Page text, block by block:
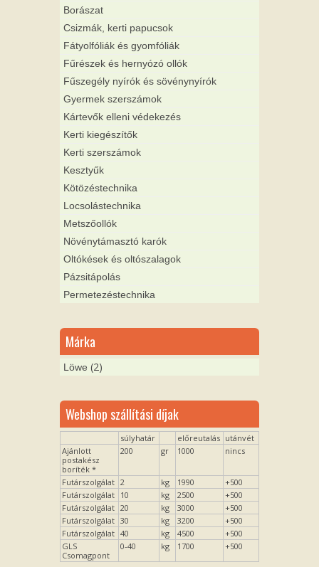
Borászat
Csizmák, kerti papucsok
Fátyolfóliák és gyomfóliák
Fűrészek és hernyózó ollók
Fűszegély nyírók és sövénynyírók
Gyermek szerszámok
Kártevők elleni védekezés
Kerti kiegészítők
Kerti szerszámok
Kesztyűk
Kötözéstechnika
Locsolástechnika
Metszőollók
Növénytámasztó karók
Oltókések és oltószalagok
Pázsitápolás
Permetezéstechnika
Márka
Löwe (2)
Webshop szállítási díjak
súlyhatár előreutalás utánvét
Ajánlott
postakész
boríték *
200 gr 1000 nincs
Futárszolgálat 2 kg 1990
+500
Futárszolgálat 10 kg 2500
+500
Futárszolgálat 20 kg 3000
+500
Futárszolgálat 30 kg 3200
+500
Futárszolgálat 40 kg 4500
+500
GLS
Csomagpont
0-40 kg 1700 +500